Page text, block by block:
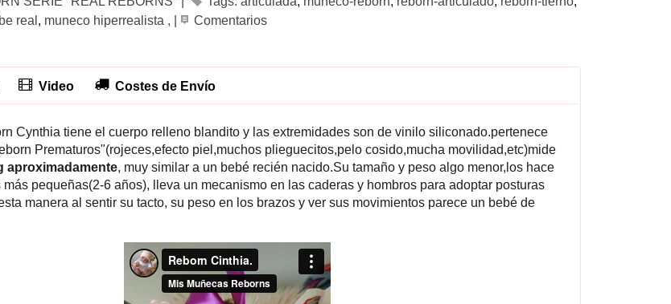
real
muneco hiperrealista , Comentarios
Video Costes de Envío
Cynthia tiene el cuerpo relleno blandito y las extremidades son de vinilo siliconado.pertenece
Prematuros"(rojeces,efecto piel,muchos plieguecitos,pelo cosido,mucha movilidad,etc)mide
aproximadamente, muy similar a un bebé recién nacido.Su tamaño y peso algo menor,los hace
pequeñas(2-6 años), lleva un mecanismo en las caderas y hombros para adoptar posturas
manera al sentir su tacto, su peso en los brazos y ver sus movimientos parece un bebé de